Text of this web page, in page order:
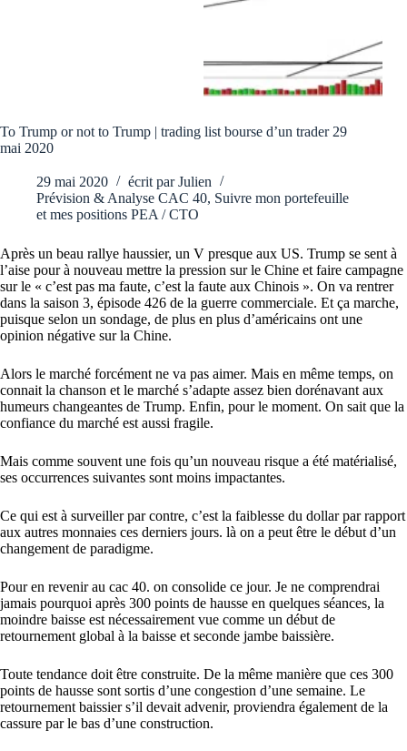
To Trump or not to Trump | trading list bourse d’un trader 29
mai 2020
29 mai 2020 écrit par Julien
Prévision & Analyse CAC 40, Suivre mon portefeuille
et mes positions PEA / CTO
Après un beau rallye haussier, un V presque aux US. Trump se sent à
l’aise pour à nouveau mettre la pression sur le Chine et faire campagne
sur le « c’est pas ma faute, c’est la faute aux Chinois ». On va rentrer
dans la saison 3, épisode 426 de la guerre commerciale. Et ça marche,
puisque selon un sondage, de plus en plus d’américains ont une
opinion négative sur la Chine.
Alors le marché forcément ne va pas aimer. Mais en même temps, on
connait la chanson et le marché s’adapte assez bien dorénavant aux
humeurs changeantes de Trump. Enfin, pour le moment. On sait que la
confiance du marché est aussi fragile.
Mais comme souvent une fois qu’un nouveau risque a été matérialisé,
ses occurrences suivantes sont moins impactantes.
Ce qui est à surveiller par contre, c’est la faiblesse du dollar par rapport
aux autres monnaies ces derniers jours. là on a peut être le début d’un
changement de paradigme.
Pour en revenir au cac 40. on consolide ce jour. Je ne comprendrai
jamais pourquoi après 300 points de hausse en quelques séances, la
moindre baisse est nécessairement vue comme un début de
retournement global à la baisse et seconde jambe baissière.
Toute tendance doit être construite. De la même manière que ces 300
points de hausse sont sortis d’une congestion d’une semaine. Le
retournement baissier s’il devait advenir, proviendra également de la
cassure par le bas d’une construction.